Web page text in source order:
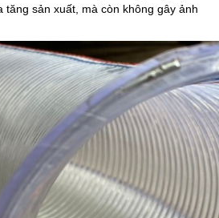
tăng sản xuất, mà còn không gây ảnh